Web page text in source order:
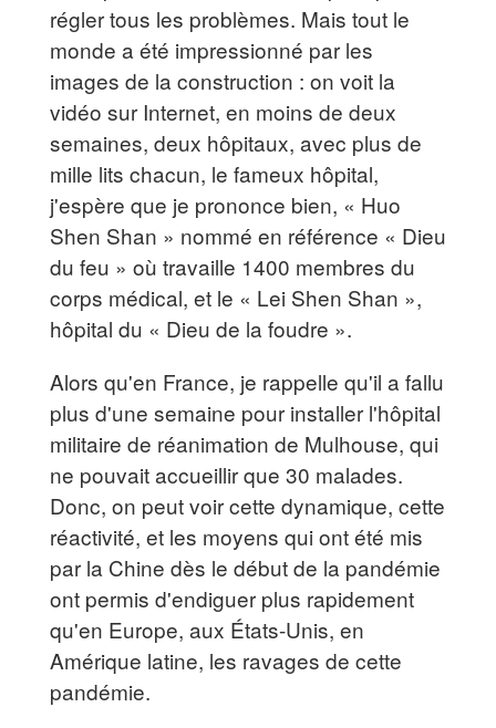
régler tous les problèmes. Mais tout le
monde a été impressionné par les
images de la construction : on voit la
vidéo sur Internet, en moins de deux
semaines, deux hôpitaux, avec plus de
mille lits chacun, le fameux hôpital,
j'espère que je prononce bien, « Huo
Shen Shan » nommé en référence « Dieu
du feu » où travaille 1400 membres du
corps médical, et le « Lei Shen Shan »,
hôpital du « Dieu de la foudre ».
Alors qu'en France, je rappelle qu'il a fallu
plus d'une semaine pour installer l'hôpital
militaire de réanimation de Mulhouse, qui
ne pouvait accueillir que 30 malades.
Donc, on peut voir cette dynamique, cette
réactivité, et les moyens qui ont été mis
par la Chine dès le début de la pandémie
ont permis d'endiguer plus rapidement
qu'en Europe, aux États-Unis, en
Amérique latine, les ravages de cette
pandémie.